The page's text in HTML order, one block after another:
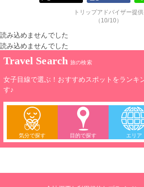
トリップアドバイザー提供
（10/10）
読み込めませんでした
読み込めませんでした
Travel Search 旅の検索
女子目線で選ぶ！おすすめスポットをランキ
す♪
気分で探す 目的で探す エリア